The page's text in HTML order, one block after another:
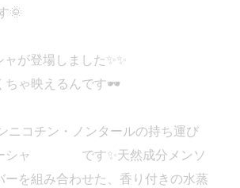
🌞
が登場しました✨✨
ちゃ映えるんです🕶️
ニコチン・ノンタールの持ち運び
ーシャ です✨天然成分メンソ
ーを組み合わせた、香り付きの水蒸